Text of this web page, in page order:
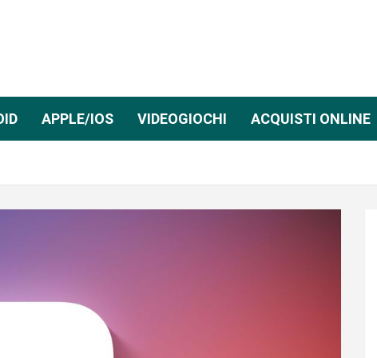
APPLE/IOS VIDEOGIOCHI ACQUISTI ONLINE